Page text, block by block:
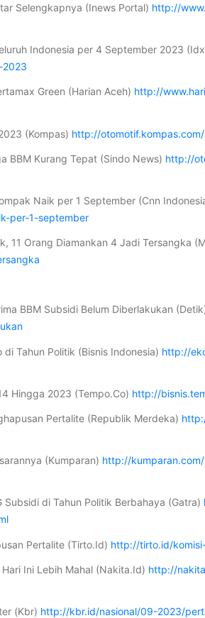
Selengkapnya (Inews Portal) http://
Indonesia per 4 September 2023
2023
Green (Harian Aceh) http://
(Kompas) http://
BBM Kurang Tepat (Sindo News) http://
Naik per 1 September (Cnn
per-1-september
11 Orang Diamankan 4 Jadi Tersangka
BBM Subsidi Belum Diberlakukan
Tahun Politik (Bisnis Indonesia) http://
Hingga 2023 (Tempo.Co) http://
Pertalite (Republik Merdeka)
(Kumparan) http://
di Tahun Politik Berbahaya (Gatra)
Pertalite (Tirto.Id) http://tirto.id/
Ini Lebih Mahal (Nakita.Id) http://
(Kbr) http://kbr.id/nasional/09-2023/